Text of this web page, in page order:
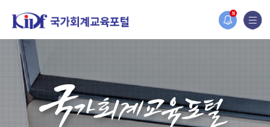
N
홈페이지가 새롭게 개편되었습니다.
한국조세재정연구원홈페이지가 새롭게 개설되었습니다.